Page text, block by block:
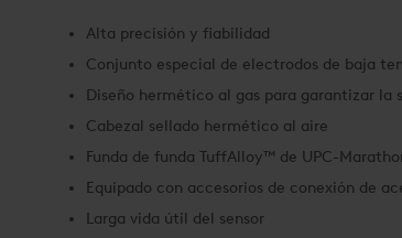
Alta precisión y fiabilidad
Conjunto especial de electrodos de baja
Diseño hermético al gas para garantizar la
Cabezal sellado hermético al aire
Funda de funda TuffAlloy™ de UPC-
Equipado con accesorios de conexión de
Larga vida útil del sensor